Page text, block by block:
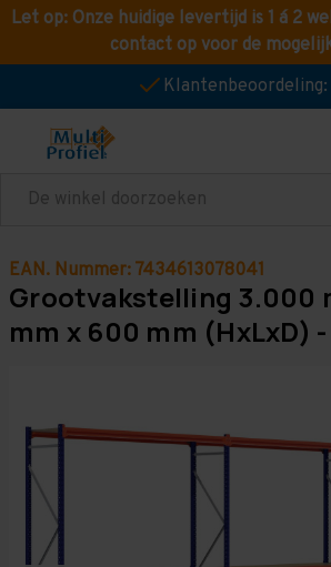
Let op: Onze huidige levertijd is 1 á 2
contact op voor de
Klantenbeoordeling:
Zoeken
EAN. Nummer: 7434613078041
Grootvakstelling 3.000
mm x 600 mm (HxLxD)